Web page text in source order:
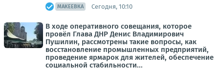
МАКЕЕВКА Сегодня, 10:10
В ходе оперативного совещания, которое
провёл Глава ДНР Денис Владимирович
Пушилин, рассмотрены такие вопросы, как
восстановление промышленных предприятий,
проведение ярмарок для жителей, обеспечение
социальной стабильности...